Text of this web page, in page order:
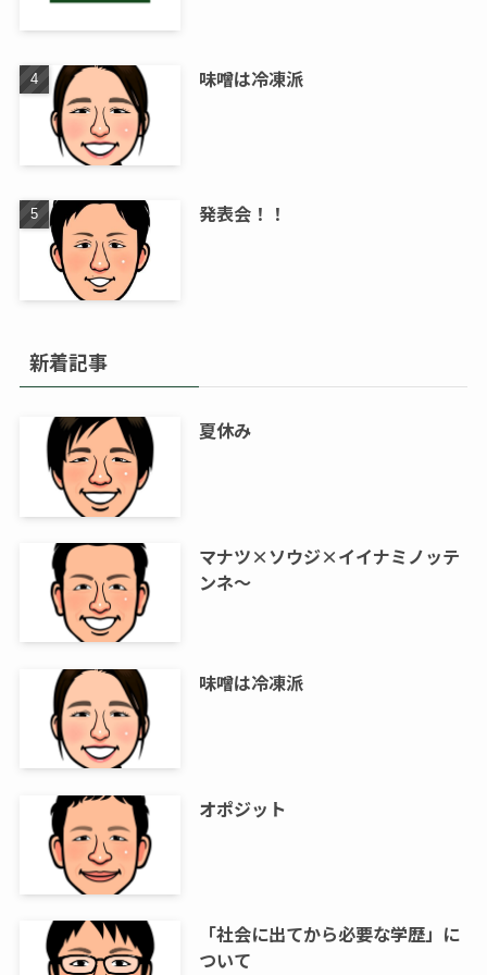
味噌は冷凍派
発表会！！
新着記事
夏休み
マナツ×ソウジ×イイナミノッテ
ンネ～
味噌は冷凍派
オポジット
「社会に出てから必要な学歴」に
ついて